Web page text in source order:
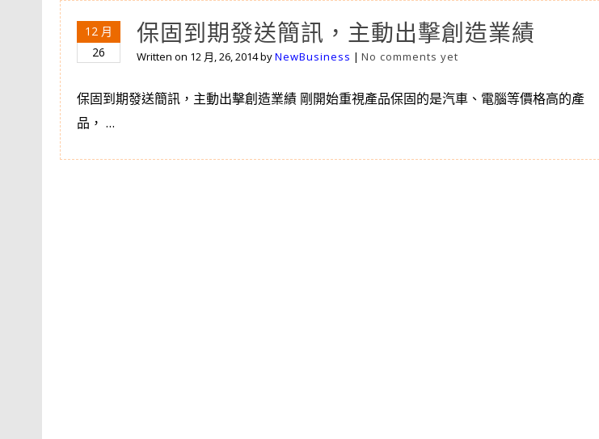
12 月
26
保固到期發送簡訊，主動出擊創造業績
Written on 12 月, 26, 2014byNewBusiness |No comments yet
保固到期發送簡訊，主動出擊創造業績 剛開始重視產品保固的是汽車、電腦等價格高的產
品， …